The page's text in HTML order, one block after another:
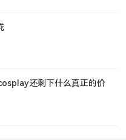
还剩下什么真正的价